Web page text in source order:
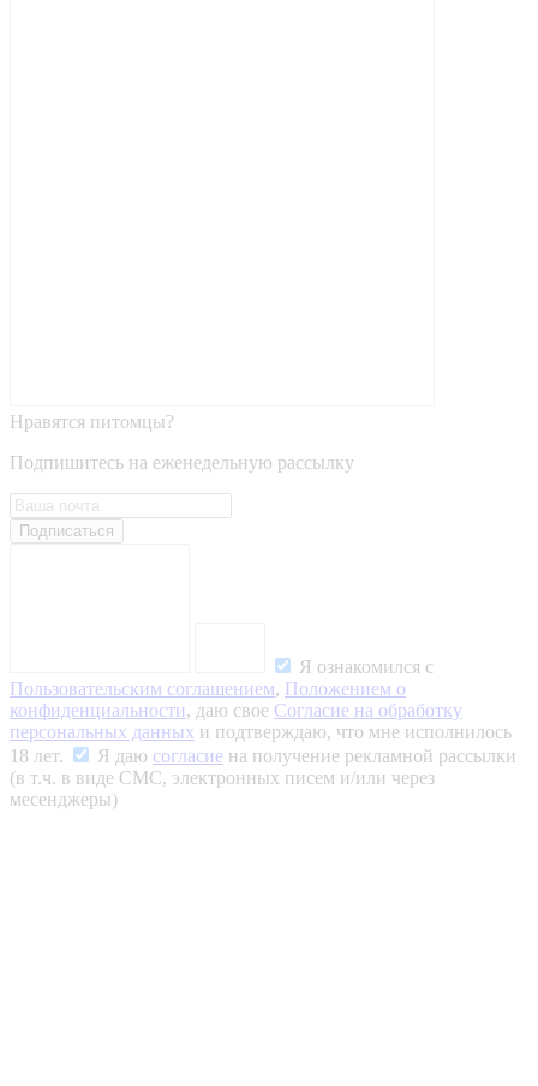
Нравятся питомцы?
Подпишитесь на еженедельную рассылку
Подписаться
Я ознакомился с
Пользовательским соглашением, Положением о
конфиденциальности, даю свое Согласие на обработку
персональных данных и подтверждаю, что мне исполнилось
18 лет.
Я даю согласие на получение рекламной рассылки
(в т.ч. в виде СМС, электронных писем и/или через
месенджеры)